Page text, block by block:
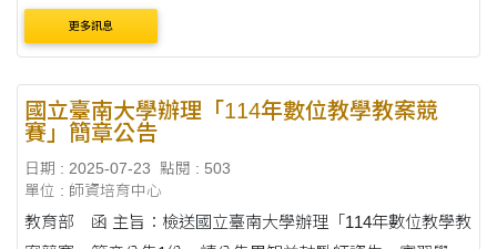
友報考，請查照。 說明：旨揭甄選作業相關資訊可至雲林縣
政府教育處網站-行政公告-徵才公告(htt....
更多訊息
國立臺南大學辦理「114年數位教學教案競
賽」簡章公告
日期 : 2025-07-23
點閱 : 503
單位 : 師資培育中心
教育部 函 主旨：檢送國立臺南大學辦理「114年數位教學教